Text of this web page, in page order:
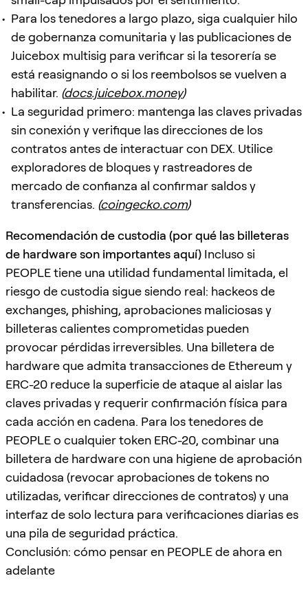
Para los tenedores a largo plazo, siga cualquier hilo
de gobernanza comunitaria y las publicaciones de
Juicebox multisig para verificar si la tesorería se
está reasignando o si los reembolsos se vuelven a
habilitar. (docs.juicebox.money)
La seguridad primero: mantenga las claves privadas
sin conexión y verifique las direcciones de los
contratos antes de interactuar con DEX. Utilice
exploradores de bloques y rastreadores de
mercado de confianza al confirmar saldos y
transferencias. (coingecko.com)
Recomendación de custodia (por qué las billeteras
de hardware son importantes aquí) Incluso si
PEOPLE tiene una utilidad fundamental limitada, el
riesgo de custodia sigue siendo real: hackeos de
exchanges, phishing, aprobaciones maliciosas y
billeteras calientes comprometidas pueden
provocar pérdidas irreversibles. Una billetera de
hardware que admita transacciones de Ethereum y
ERC-20 reduce la superficie de ataque al aislar las
claves privadas y requerir confirmación física para
cada acción en cadena. Para los tenedores de
PEOPLE o cualquier token ERC-20, combinar una
billetera de hardware con una higiene de aprobación
cuidadosa (revocar aprobaciones de tokens no
utilizadas, verificar direcciones de contratos) y una
interfaz de solo lectura para verificaciones diarias es
una pila de seguridad práctica.
Conclusión: cómo pensar en PEOPLE de ahora en
adelante